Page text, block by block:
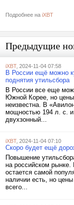
Подробнее на iXBT
Предыдущие
iXBT, 2024-11-04 07:58
В России ещё можно
поднятия утильсбора
В России все еще
Южной Корее, но
неизвестна. В
мощностью 194 л. с. и
двухзонный...
iXBT, 2024-11-04 07:10
Скоро будет ещё
Повышение
на российском рынке.
остается самой
наличии есть, но
всего...